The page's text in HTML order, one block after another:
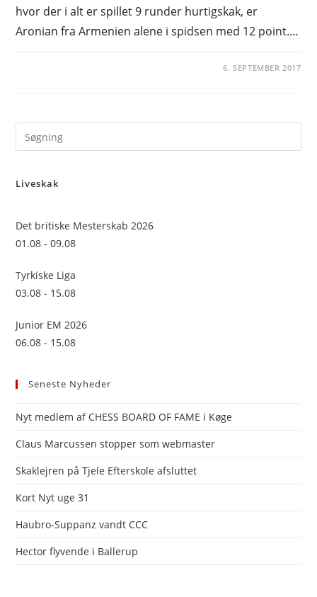
hvor der i alt er spillet 9 runder hurtigskak, er
Aronian fra Armenien alene i spidsen med 12 point.…
6. SEPTEMBER 2017
Liveskak
Det britiske Mesterskab 2026
01.08 - 09.08
Tyrkiske Liga
03.08 - 15.08
Junior EM 2026
06.08 - 15.08
Seneste Nyheder
Nyt medlem af CHESS BOARD OF FAME i Køge
Claus Marcussen stopper som webmaster
Skaklejren på Tjele Efterskole afsluttet
Kort Nyt uge 31
Haubro-Suppanz vandt CCC
Hector flyvende i Ballerup